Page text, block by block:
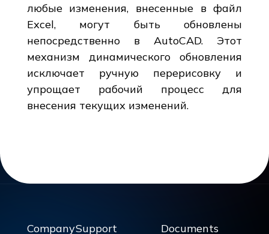
любые изменения, внесенные в файл
Excel, могут быть обновлены
непосредственно в AutoCAD. Этот
механизм динамического обновления
исключает ручную перерисовку и
упрощает рабочий процесс для
внесения текущих изменений.
CompanySupport Documents